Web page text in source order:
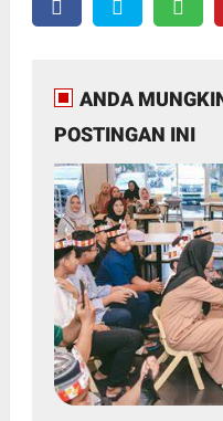
ANDA
POSTINGAN INI